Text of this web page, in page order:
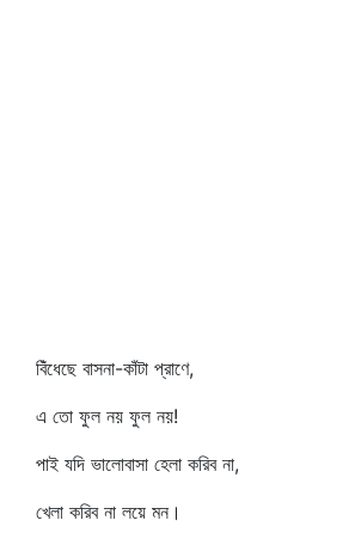
বিঁধেছে বাসনা-কাঁটা প্রাণে,
এ তো ফুল নয় ফুল নয়!
পাই যদি ভালোবাসা হেলা করিব না,
খেলা করিব না লয়ে মন।